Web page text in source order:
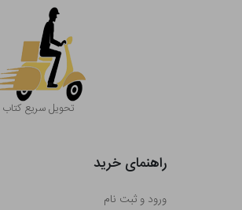
تحویل سریع کتاب
راهنمای خرید
ورود و ثبت نام